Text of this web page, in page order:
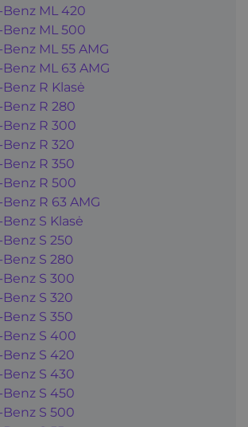
ML 420
ML 500
ML 55 AMG
ML 63 AMG
R Klasė
R 280
R 300
R 320
R 350
R 500
R 63 AMG
S Klasė
S 250
S 280
S 300
S 320
S 350
S 400
S 420
S 430
S 450
S 500